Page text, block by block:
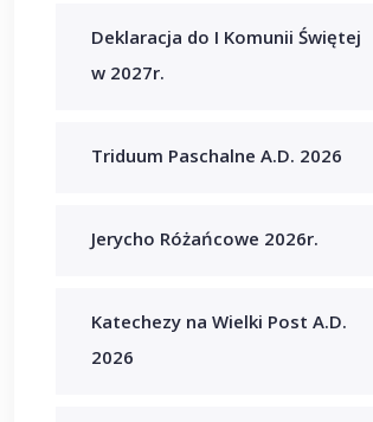
Deklaracja do I Komunii Świętej
w 2027r.
Triduum Paschalne A.D. 2026
Jerycho Różańcowe 2026r.
Katechezy na Wielki Post A.D.
2026